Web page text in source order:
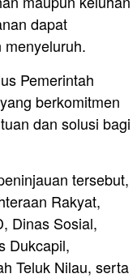
dapat
Pemerintah
berkomitmen
dan solusi bagi
tersebut,
Rakyat,
Dinas Sosial,
Dukcapil,
Teluk Nilau, serta